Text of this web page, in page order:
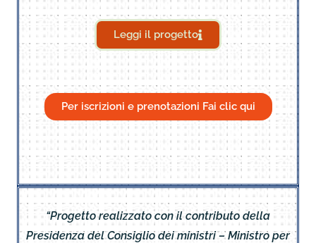
Leggi il progetto
Per iscrizioni e prenotazioni Fai clic qui
“Progetto realizzato con il contributo della
Presidenza del Consiglio dei ministri – Ministro per